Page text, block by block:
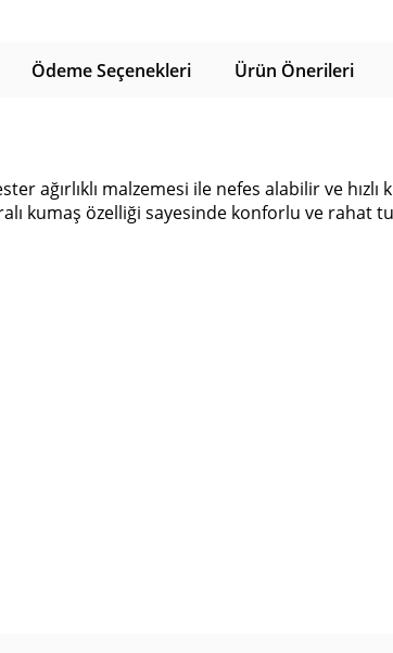
Ödeme Seçenekleri Ürün Önerileri
ağırlıklı malzemesi ile nefes alabilir ve hızlı
kumaş özelliği sayesinde konforlu ve rahat